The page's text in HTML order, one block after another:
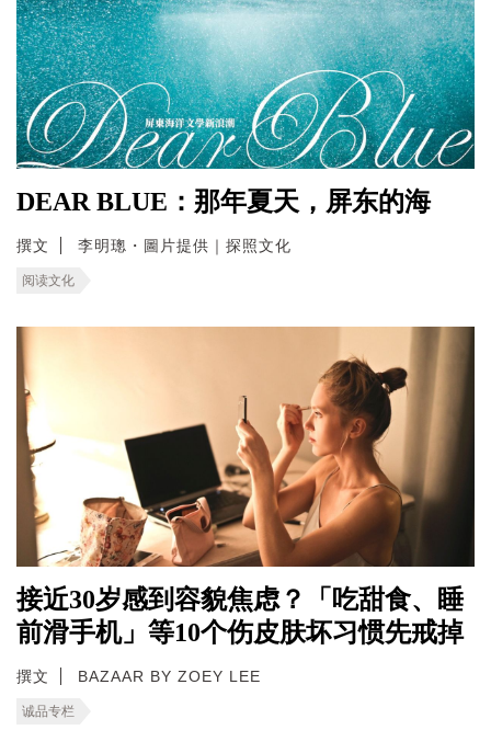
DEAR BLUE：那年夏天，屏东的海
撰文 李明璁・圖片提供｜探照文化
阅读文化
接近30岁感到容貌焦虑？「吃甜食、睡
前滑手机」等10个伤皮肤坏习惯先戒掉
撰文 BAZAAR BY ZOEY LEE
诚品专栏